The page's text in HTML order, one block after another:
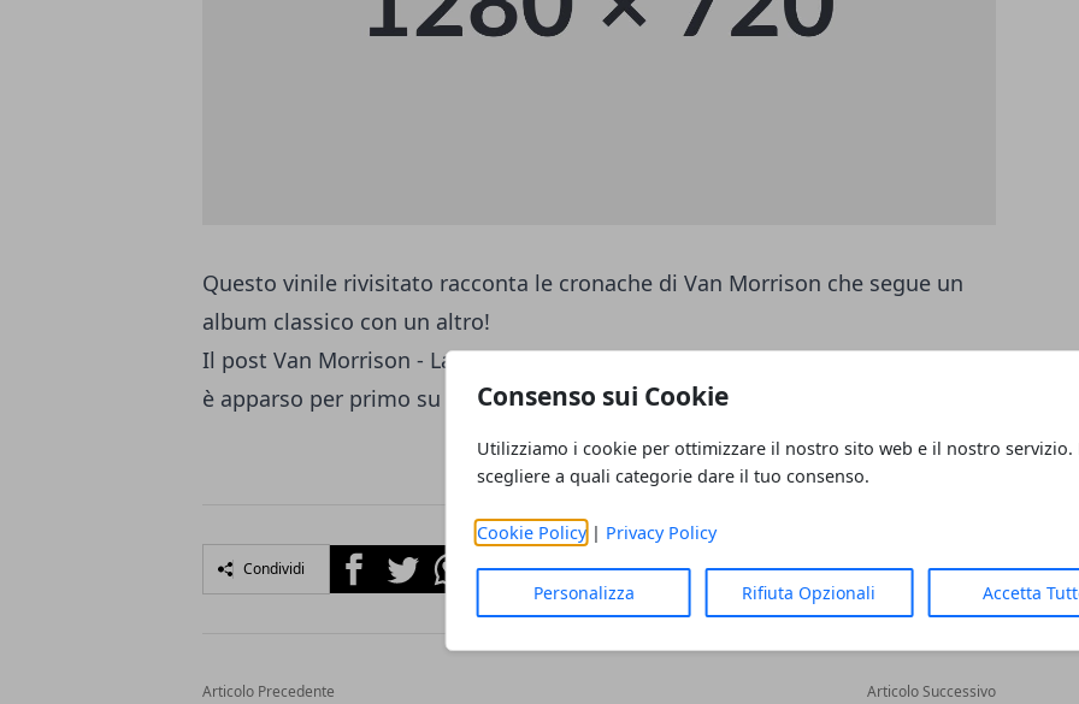
Consenso sui Cookie
Utilizziamo i cookie per ottimizzare il nostro sito web e il nostro servizio.
scegliere a quali categorie dare il tuo consenso.
Cookie Policy| Privacy Policy
Personalizza Rifiuta Opzionali Accetta
Questo vinile rivisitato racconta le cronache di Van Morrison che segue un
album classico con un altro!
Il post Van Morrison - La sua band e il coro di strada - Rhino Entertainment
è apparso per primo su Audiophile Audition.
Condividi FacebookTwitterWhatsapp
Articolo Precedente Articolo Successivo